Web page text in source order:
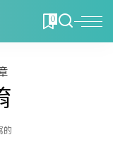
0
的